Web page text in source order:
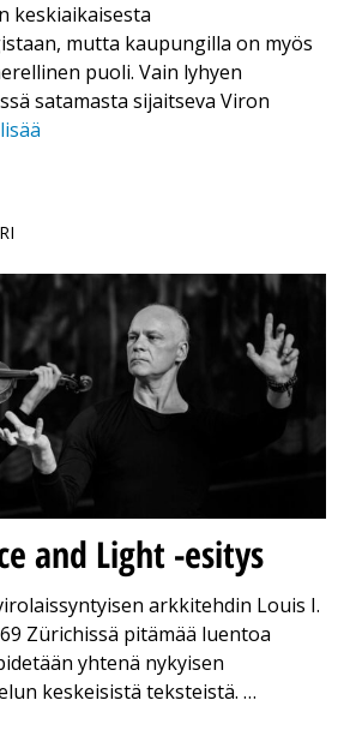
keskiaikaisesta
mutta kaupungilla on myös
puoli. Vain lyhyen
satamasta sijaitseva Viron
and Light -esitys
arkkitehdin Louis I.
Zürichissä pitämää luentoa
yhtenä nykyisen
keskeisistä teksteistä. …